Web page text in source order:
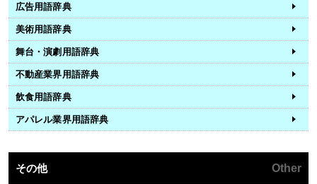
広告用語辞典
美術用語辞典
舞台・演劇用語辞典
不動産業界用語辞典
飲食用語辞典
アパレル業界用語辞典
その他 Other